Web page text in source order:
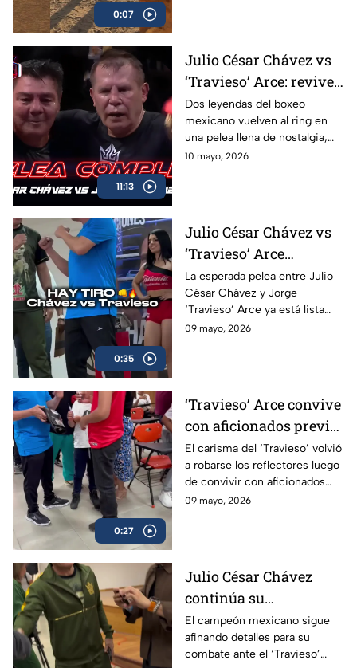
0:07
11:13
Julio César Chávez vs
‘Travieso’ Arce: revive
la pelea completa en
Box Azteca
Dos leyendas del boxeo
mexicano vuelven al ring en
una pelea llena de nostalgia,
emoción y grandes momentos
10 mayo, 2026
0:35
Julio César Chávez vs
‘Travieso’ Arce
cumplen con la
báscula; habrá pelea en
Box Azteca
La esperada pelea entre Julio
César Chávez y Jorge
‘Travieso’ Arce ya está lista
luego de que ambos superaran
09 mayo, 2026
0:27
‘Travieso’ Arce convive
con aficionados previo
a su esperado combate
El carisma del ‘Travieso’ volvió
a robarse los reflectores luego
de convivir con aficionados
antes de subir al ring.
09 mayo, 2026
Julio César Chávez
continúa su
preparación para
enfrentar al ‘Travieso’
Arce
El campeón mexicano sigue
afinando detalles para su
combate ante el ‘Travieso’